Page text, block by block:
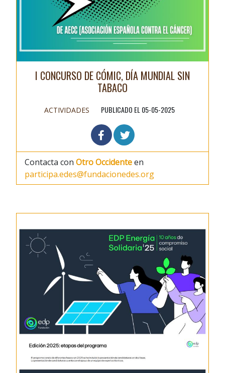
I CONCURSO DE CÓMIC, DÍA MUNDIAL SIN
TABACO
ACTIVIDADES PUBLICADO EL 05-05-2025
Contacta con Otro Occidenteen
participa.edes@fundacionedes.org